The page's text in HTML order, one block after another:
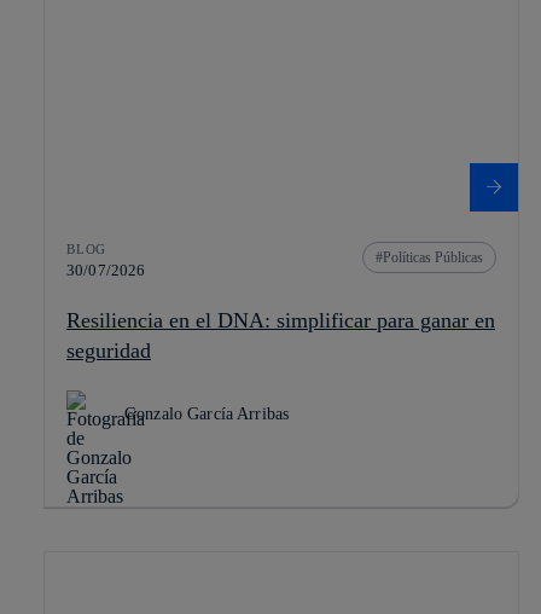
BLOG
30/07/2026
Políticas Públicas
Resiliencia en el DNA: simplificar para ganar en
seguridad
Gonzalo García Arribas